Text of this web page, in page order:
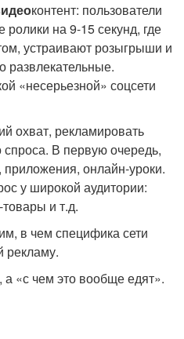
контент: пользователи
на 9-15 секунд, где
устраивают розыгрыши и
развлекательные.
«несерьезной» соцсети
охват, рекламировать
В первую очередь,
онлайн-уроки.
у широкой аудитории:
и т.д.
в чем специфика сети
рекламу.
«с чем это вообще едят».